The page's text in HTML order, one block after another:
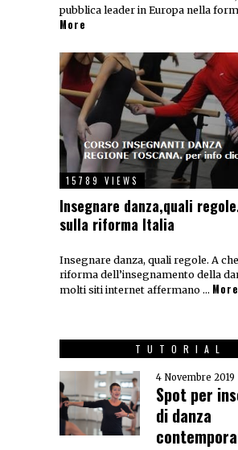
pubblica leader in Europa nella
More
15789 VIEWS
Insegnare danza,quali
sulla riforma Italia
Insegnare danza, quali regole. A
riforma dell’insegnamento della
molti siti internet affermano … More
TUTORIAL
4 Novembre 2019
Spot per
di danza